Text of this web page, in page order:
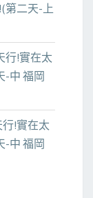
第二天-上
行!實在太
-中 福岡
!實在太
-中 福岡